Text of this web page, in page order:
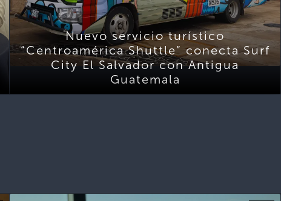
Nuevo servicio turístico
“Centroamérica Shuttle” conecta Surf
City El Salvador con Antigua
Guatemala